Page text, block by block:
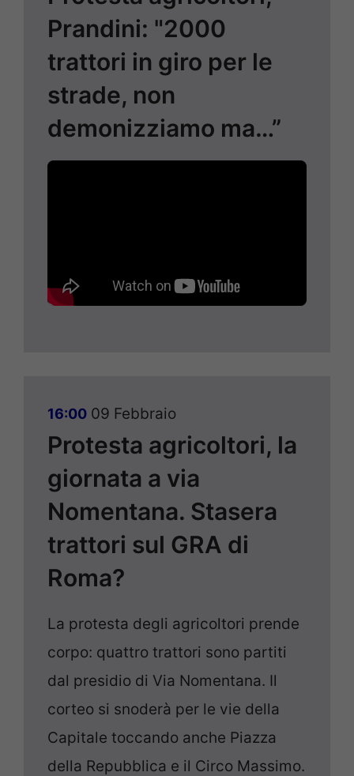
Prandini: "2000
trattori in giro per le
strade, non
demonizziamo ma…”
16:00 09 Febbraio
Protesta agricoltori, la
giornata a via
Nomentana. Stasera
trattori sul GRA di
Roma?
La protesta degli agricoltori prende
corpo: quattro trattori sono partiti
dal presidio di Via Nomentana. Il
corteo si snoderà per le vie della
Capitale toccando anche Piazza
della Repubblica e il Circo Massimo.